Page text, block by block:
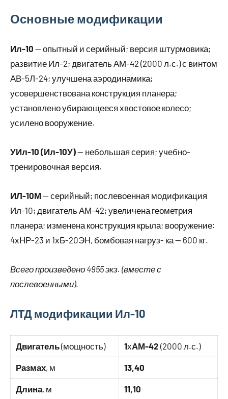
Основные модификации
Ил-10 — опытный и серийный; версия штурмовика;
развитие Ил-2; двигатель АМ-42 (2000 л.с.) с винтом
АВ-5Л-24; улучшена аэродинамика;
усовершенствована конструкция планера;
установлено убирающееся хвостовое колесо;
усилено вооружение.
УИл-10 (Ил-10У)— небольшая серия; учебно-
тренировочная версия.
ИЛ-10М — серийный; послевоенная модификация
Ил-10; двигатель АМ-42; увеличена геометрия
планера; изменена конструкция крыла; вооружение:
4хНР-23 и 1хБ-20ЭН, бомбовая нагруз- ка — 600 кг.
Всего произведено 4955 экз. (вместе с
послевоенными).
ЛТД модификации Ил-10
Двигатель(мощность) 1хАМ-42 (2000 л.с.)
Размах, м 13,40
Длина, м 11,10